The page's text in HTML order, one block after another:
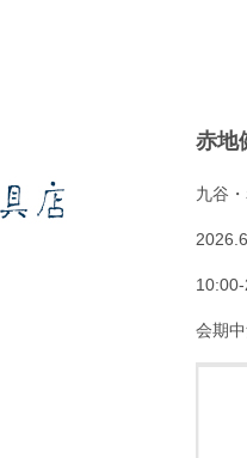
赤地
九谷
会期